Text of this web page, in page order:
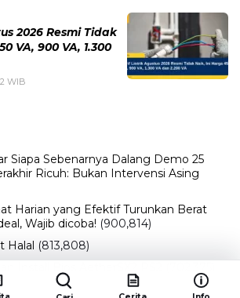
Siapa Sebenarnya Dalang Demo 25
Ricuh: Bukan Intervensi Asing
Wajib dicoba!
Install Bios AetherSX2 PS2 (702,375)
Mantul dan Mudah Dimasak
2025: Cek Perkiraan Harga Tiket
ELF Wajib Tahu! (502,175)
Luck x8 Fish It Roblox 1 bulan
Event Langka dengan
(424,845)